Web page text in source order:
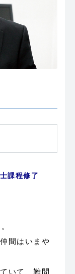
課程修了
間はいまや
いて、難問